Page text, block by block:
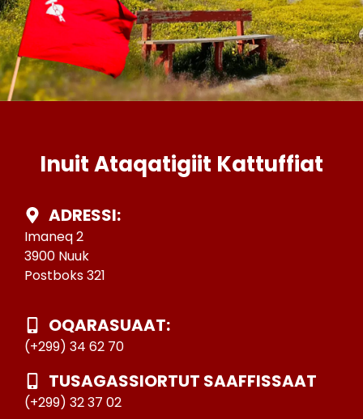
Inuit Ataqatigiit Kattuffiat
ADRESSI:
Imaneq 2
3900 Nuuk
Postboks 321
OQARASUAAT:
(+299) 34 62 70
TUSAGASSIORTUT SAAFFISSAAT
(+299) 32 37 02